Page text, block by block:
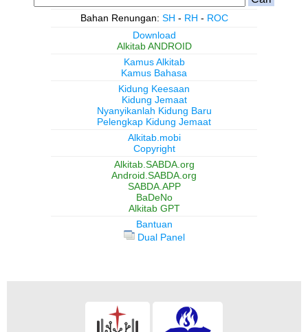
Bahan Renungan: SH - RH - ROC
Download
Alkitab ANDROID
Kamus Alkitab
Kamus Bahasa
Kidung Keesaan
Kidung Jemaat
Nyanyikanlah Kidung Baru
Pelengkap Kidung Jemaat
Alkitab.mobi
Copyright
Alkitab.SABDA.org
Android.SABDA.org
SABDA.APP
BaDeNo
Alkitab GPT
Bantuan
Dual Panel